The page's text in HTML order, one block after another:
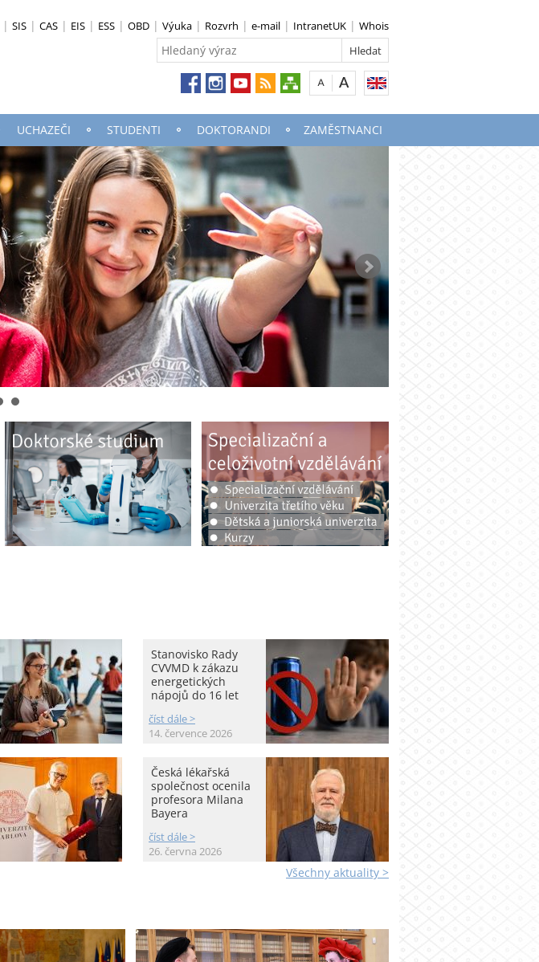
SIS CAS EIS ESS OBD Výuka Rozvrh e-mail IntranetUK Whois
UCHAZEČI STUDENTI DOKTORANDI ZAMĚSTNANCI
Stanovisko Rady
CVVMD k zákazu
energetických
nápojů do 16 let
číst dále >
14. července 2026
Česká lékařská
společnost ocenila
profesora Milana
Bayera
číst dále >
26. června 2026
Všechny aktuality >